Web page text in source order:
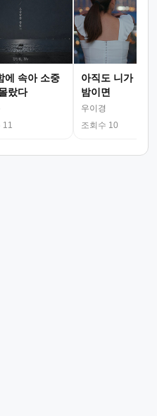
에 속아 소중
랐다
11
아직도 니가 그
밤이면
우이경
조회수 10